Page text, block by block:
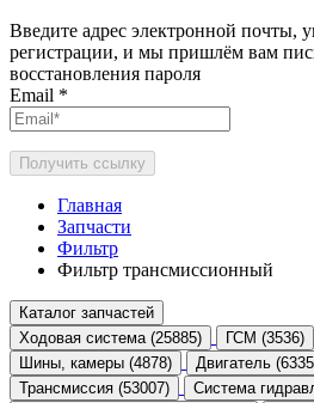
Введите адрес электронной почты,
регистрации, и мы пришлём вам
восстановления пароля
Email *
Получить ссылку
Главная
Запчасти
Фильтр
Фильтр трансмиссионный
Каталог запчастей
Ходовая система (25885)
ГСМ (3536)
Шины, камеры (4878)
Двигатель
Трансмиссия (53007)
Система